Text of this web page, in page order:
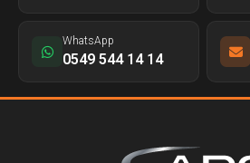
WhatsApp
0549 544 14 14